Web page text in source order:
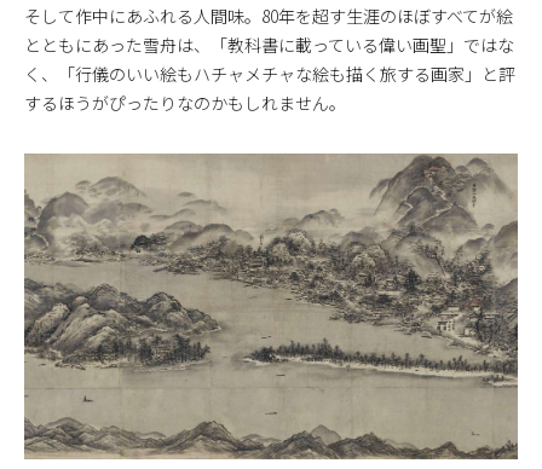
そして作中にあふれる人間味。80年を超す生涯のほぼすべてが絵
とともにあった雪舟は、「教科書に載っている偉い画聖」ではな
く、「行儀のいい絵もハチャメチャな絵も描く旅する画家」と評
するほうがぴったりなのかもしれません。